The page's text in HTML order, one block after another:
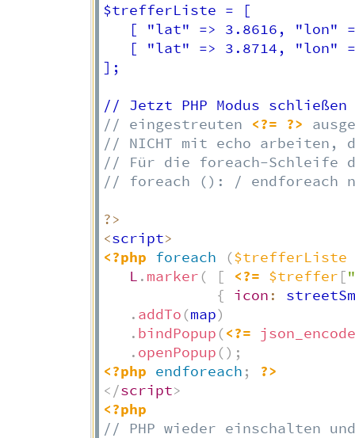
$trefferListe = [
[ "lat" => 3.8616, "lon"
[ "lat" => 3.8714, "lon"
];
// Jetzt PHP Modus
// eingestreuten
<?= ?>
// NICHT mit echo arbeiten,
// Für die foreach-Schleife
// foreach (): / endforeach
?>
<script>
<?php foreach ($trefferListe
L . marker ( [ <?= $treffer [
{
icon :
. addTo (map)
. bindPopup (<?= json_encode
. openPopup () ;
<?php endforeach ;
?>
</script>
<?php
// PHP wieder einschalten